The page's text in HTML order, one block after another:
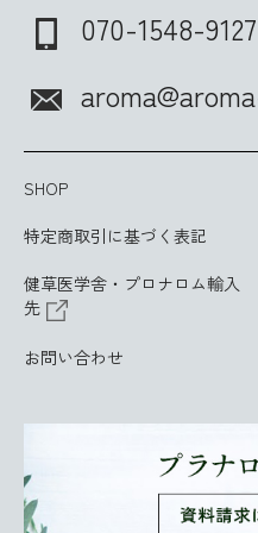
070-1548-9127
SHOP
特定商取引に基づく表記
健草医学舎・プロナロム輸入
先
お問い合わせ